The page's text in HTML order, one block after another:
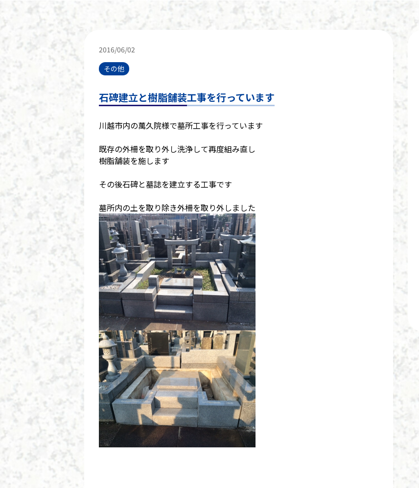
2016/06/02
その他
石碑建立と樹脂舗装工事を行っています
川越市内の萬久院様で墓所工事を行っています
既存の外柵を取り外し洗浄して再度組み直し
樹脂舗装を施します
その後石碑と墓誌を建立する工事です
墓所内の土を取り除き外柵を取り外しました